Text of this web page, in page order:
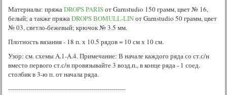
Материалы: пряжаDROPS PARISот Garnstudio 150 грамм, цвет № 16,
белый; а также пряжаDROPS BOMULL-LINот Garnstudio 50 грамм, цвет
№ 03, светло-бежевый; крючок № 3.5 мм.
Плотность вязания - 18 п. х 10.5 рядов = 10 см х 10 см.
Узор: см. схемы A.1-A.4. Примечание: В начале каждого ряда со ст.с/н
вместо первого ст.с/н провязывайте 3 возд.п., в конце ряда - 1 соед.
столбик в 3-ю п. от начала ряда.
----------------------------------------------------------